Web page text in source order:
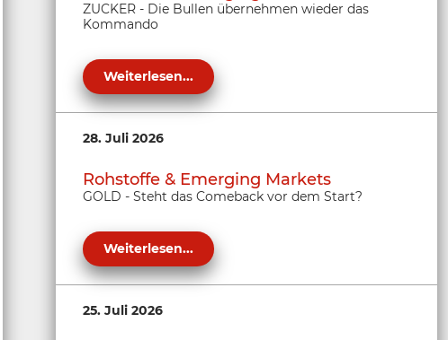
ZUCKER - Die Bullen übernehmen wieder das
Kommando
Weiterlesen...
28. Juli 2026
Rohstoffe & Emerging Markets
GOLD - Steht das Comeback vor dem Start?
Weiterlesen...
25. Juli 2026